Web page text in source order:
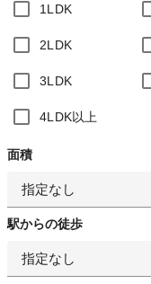
1LDK
2LDK
3LDK
4LDK以上
面積
指定なし
駅からの徒歩
指定なし